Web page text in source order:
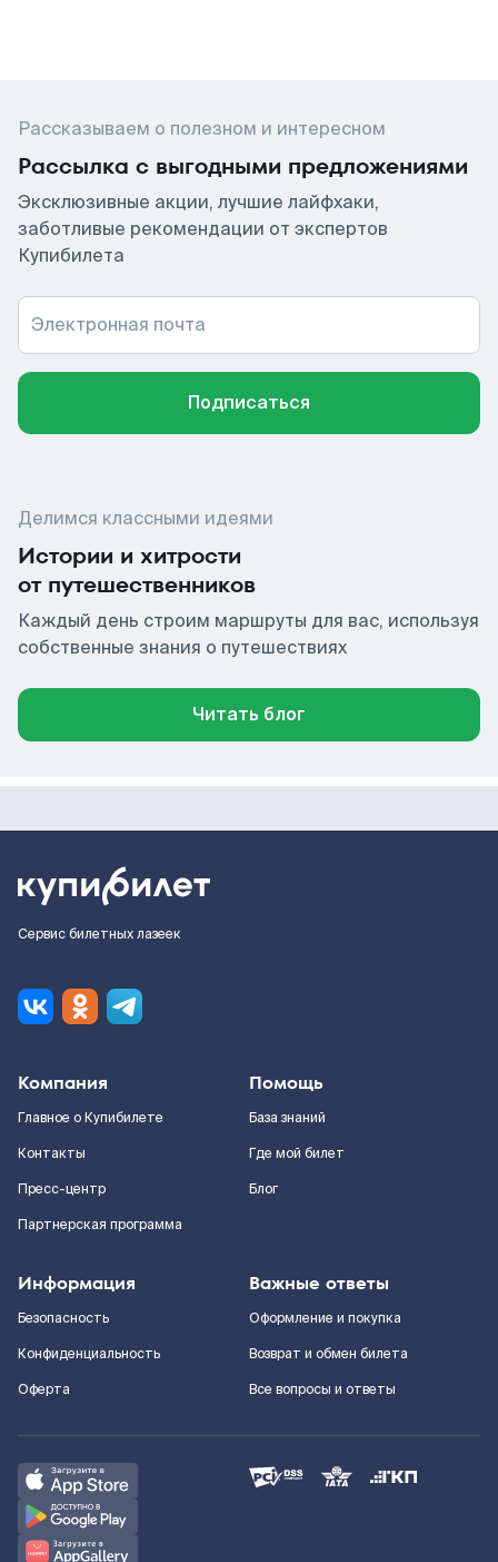
Рассказываем о полезном и интересном
Рассылка с выгодными предложениями
Эксклюзивные акции, лучшие лайфхаки,
заботливые рекомендации от экспертов
Купибилета
Электронная почта
Подписаться
Делимся классными идеями
Истории и хитрости
от путешественников
Каждый день строим маршруты для вас, используя
собственные знания о путешествиях
Читать блог
Сервис билетных лазеек
Компания
Главное о Купибилете
Контакты
Пресс-центр
Партнерская программа
Помощь
База знаний
Где мой билет
Блог
Информация
Безопасность
Конфиденциальность
Оферта
Важные ответы
Оформление и покупка
Возврат и обмен билета
Все вопросы и ответы